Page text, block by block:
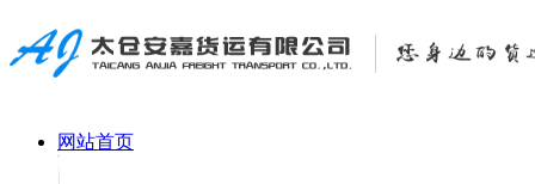
网站首页